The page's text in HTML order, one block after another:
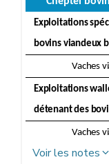
Exploitations
bovins viandeux
Vaches
Exploitations
détenant des
Vaches
Voir les notes